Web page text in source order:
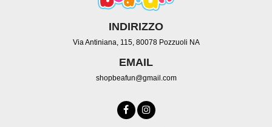
INDIRIZZO
Via Antiniana, 115, 80078 Pozzuoli NA
EMAIL
shopbeafun@gmail.com